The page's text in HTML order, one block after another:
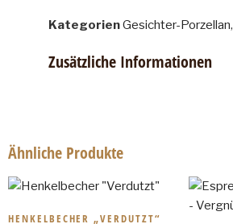
KategorienGesichter-Porzellan,
Zusätzliche Informationen
Ähnliche Produkte
HENKELBECHER „VERDUTZT“